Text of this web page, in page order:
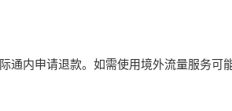
通内申请退款。如需使用境外流量服务可